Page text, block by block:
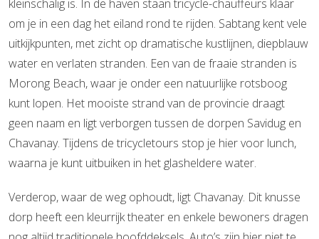
kleinschalig is. In de haven staan tricycle-chauffeurs klaar
om je in een dag het eiland rond te rijden. Sabtang kent vele
uitkijkpunten, met zicht op dramatische kustlijnen, diepblauw
water en verlaten stranden. Een van de fraaie stranden is
Morong Beach, waar je onder een natuurlijke rotsboog
kunt lopen. Het mooiste strand van de provincie draagt
geen naam en ligt verborgen tussen de dorpen Savidug en
Chavanay. Tijdens de tricycletours stop je hier voor lunch,
waarna je kunt uitbuiken in het glasheldere water.
Verderop, waar de weg ophoudt, ligt Chavanay. Dit knusse
dorp heeft een kleurrijk theater en enkele bewoners dragen